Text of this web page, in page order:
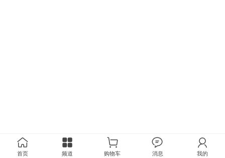
首页 频道 购物车 消息 我的